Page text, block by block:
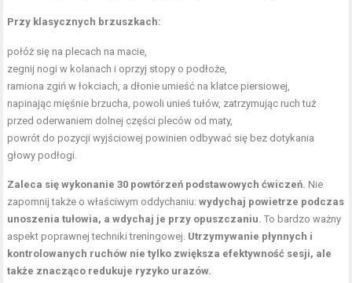
Przy klasycznych brzuszkach:
połóż się na plecach na macie,
zegnij nogi w kolanach i oprzyj stopy o podłoże,
ramiona zgiń w łokciach, a dłonie umieść na klatce piersiowej,
napinając mięśnie brzucha, powoli unieś tułów, zatrzymując ruch tuż
przed oderwaniem dolnej części pleców od maty,
powrót do pozycji wyjściowej powinien odbywać się bez dotykania
głowy podłogi.
Zaleca się wykonanie 30 powtórzeń podstawowych ćwiczeń. Nie
zapomnij także o właściwym oddychaniu:wydychaj powietrze podczas
unoszenia tułowia, a wdychaj je przy opuszczaniu. To bardzo ważny
aspekt poprawnej techniki treningowej. Utrzymywanie płynnych i
kontrolowanych ruchów nie tylko zwiększa efektywność sesji, ale
także znacząco redukuje ryzyko urazów.